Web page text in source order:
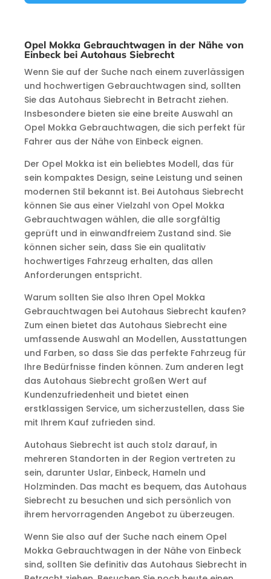
Opel Mokka Gebrauchtwagen in der Nähe von
Einbeck bei Autohaus Siebrecht
Wenn Sie auf der Suche nach einem zuverlässigen
und hochwertigen Gebrauchtwagen sind, sollten
Sie das Autohaus Siebrecht in Betracht ziehen.
Insbesondere bieten sie eine breite Auswahl an
Opel Mokka Gebrauchtwagen, die sich perfekt für
Fahrer aus der Nähe von Einbeck eignen.
Der Opel Mokka ist ein beliebtes Modell, das für
sein kompaktes Design, seine Leistung und seinen
modernen Stil bekannt ist. Bei Autohaus Siebrecht
können Sie aus einer Vielzahl von Opel Mokka
Gebrauchtwagen wählen, die alle sorgfältig
geprüft und in einwandfreiem Zustand sind. Sie
können sicher sein, dass Sie ein qualitativ
hochwertiges Fahrzeug erhalten, das allen
Anforderungen entspricht.
Warum sollten Sie also Ihren Opel Mokka
Gebrauchtwagen bei Autohaus Siebrecht kaufen?
Zum einen bietet das Autohaus Siebrecht eine
umfassende Auswahl an Modellen, Ausstattungen
und Farben, so dass Sie das perfekte Fahrzeug für
Ihre Bedürfnisse finden können. Zum anderen legt
das Autohaus Siebrecht großen Wert auf
Kundenzufriedenheit und bietet einen
erstklassigen Service, um sicherzustellen, dass Sie
mit Ihrem Kauf zufrieden sind.
Autohaus Siebrecht ist auch stolz darauf, in
mehreren Standorten in der Region vertreten zu
sein, darunter Uslar, Einbeck, Hameln und
Holzminden. Das macht es bequem, das Autohaus
Siebrecht zu besuchen und sich persönlich von
ihrem hervorragenden Angebot zu überzeugen.
Wenn Sie also auf der Suche nach einem Opel
Mokka Gebrauchtwagen in der Nähe von Einbeck
sind, sollten Sie definitiv das Autohaus Siebrecht in